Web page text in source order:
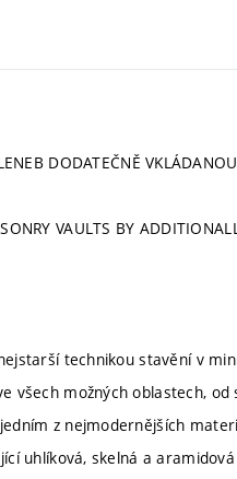
DODATEČNĚ
VAULTS BY
technikou stavění v
všech možných oblastech,
z nejmodernějších
uhlíková, skelná a